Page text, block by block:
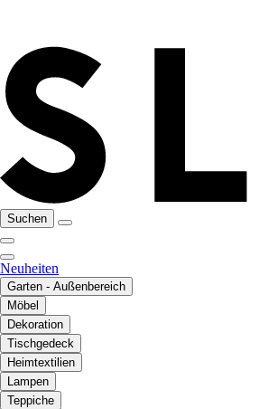
Suchen
Neuheiten
Garten - Außenbereich
Möbel
Dekoration
Tischgedeck
Heimtextilien
Lampen
Teppiche